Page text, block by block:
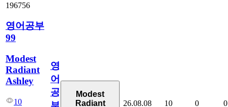
196756
영어공부
99
Modest
Radiant
Ashley
10
영
어
공
Modest
Radiant
26.08.08 10 0 0